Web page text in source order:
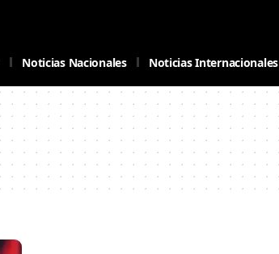
Noticias Nacionales Noticias Internacionales